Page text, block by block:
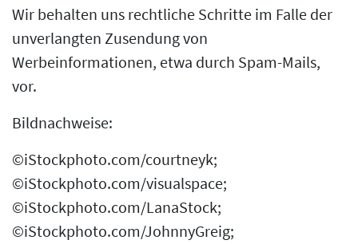
Wir behalten uns rechtliche Schritte im Falle der
unverlangten Zusendung von
Werbeinformationen, etwa durch Spam-Mails,
vor.
Bildnachweise:
©iStockphoto.com/courtneyk;
©iStockphoto.com/visualspace;
©iStockphoto.com/LanaStock;
©iStockphoto.com/JohnnyGreig;